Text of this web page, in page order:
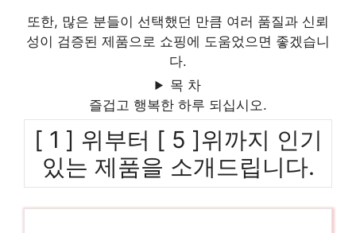
또한, 많은 분들이 선택했던 만큼 여러 품질과 신뢰
성이 검증된 제품으로 쇼핑에 도움었으면 좋겠습니
다.
목 차
즐겁고 행복한 하루 되십시오.
[ 1 ] 위부터 [ 5 ]위까지 인기
있는 제품을 소개드립니다.